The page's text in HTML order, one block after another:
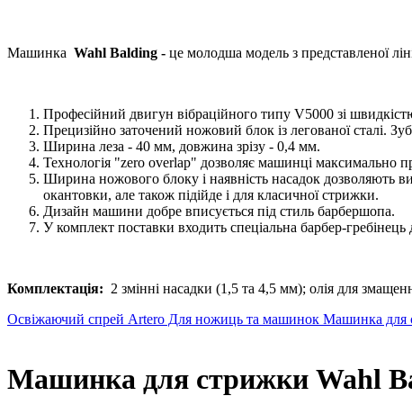
Машинка Wahl Balding - це молодша модель з представленої
Професійний двигун вібраційного типу V5000 зі
Прецизійно заточений ножовий блок із легованої сталі.
Ширина леза - 40 мм, довжина зрізу - 0,4 мм.
Технологія "zero overlap" дозволяє машинці максимально
Ширина ножового блоку і наявність насадок дозволяють
окантовки, але також підійде і для класичної стрижки.
Дизайн машини добре вписується під стиль барбершопа.
У комплект поставки входить спеціальна барбер-гребінець
Комплектація: 2 змінні насадки (1,5 та 4,5 мм); олія для
Освіжаючий спрей Artero Для ножиць та машинок Машинка для
Машинка для стрижки Wahl